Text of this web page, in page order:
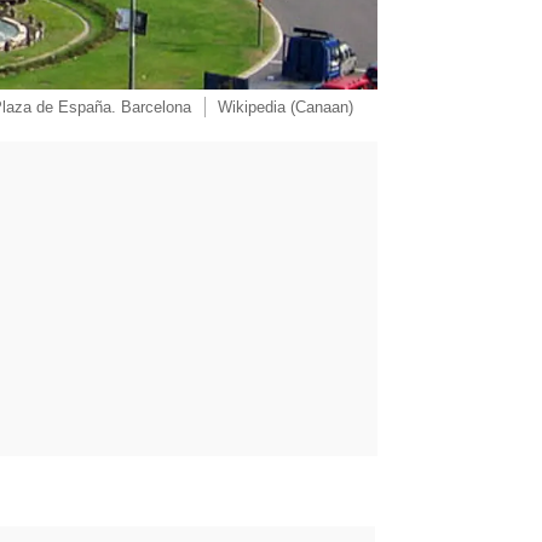
de España. Barcelona Wikipedia (Canaan)